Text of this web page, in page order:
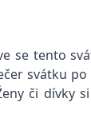
se tento
svátku
či dívky